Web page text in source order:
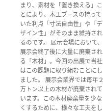
まり、素材を「置き換える」こ
とにより、木工ブースの持って
いた利点「寸法自由性」や「デ
ザイン性」がそのまま維持され
るのです。 展示会場において、
展示会終了後に大量に廃棄され
る「木材」。今回の出展で当社
はこの課題に取り組むことにし
ました。 展示会業界では毎年２
万トン以上の木材が廃棄されて
います。この木材廃棄量を少な
くするために、様々な工夫をし